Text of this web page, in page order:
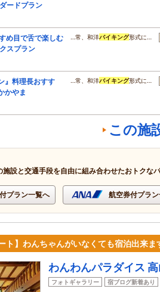
ードプラン
め目で舌で楽しむ
スプラン
…常、和洋バイキング形式に…
』料理長おすす
かやま
…常、和洋バイキング形式に…
この施
施設と交通手段を自由に組み合わせたおトクな
プラン一覧へ 航空券付プラ
ト】わんちゃんがいなくても宿泊出来ま
わんわんパラダイス
フォトギャラリー 宿ブログ新着あり